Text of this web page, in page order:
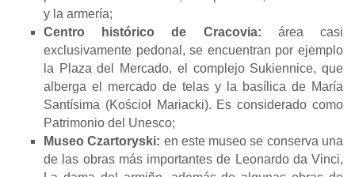
y la armería;
Centro histórico de Cracovia: área casi
exclusivamente pedonal, se encuentran por ejemplo
la Plaza del Mercado, el complejo Sukiennice, que
alberga el mercado de telas y la basílica de María
Santísima (Kościoł Mariacki). Es considerado como
Patrimonio del Unesco;
Museo Czartoryski: en este museo se conserva una
de las obras más importantes de Leonardo da Vinci,